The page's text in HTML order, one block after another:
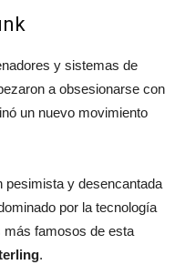
y sistemas de
a obsesionarse con
un nuevo movimiento
pesimista y desencantada
por la tecnología
más famosos de esta
.